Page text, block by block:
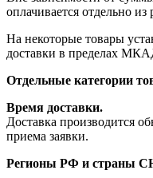
оплачивается отдельно из
На некоторые товары
доставки в пределах
Отдельные категории
Время доставки.
Доставка производится
приема заявки.
Регионы РФ и страны